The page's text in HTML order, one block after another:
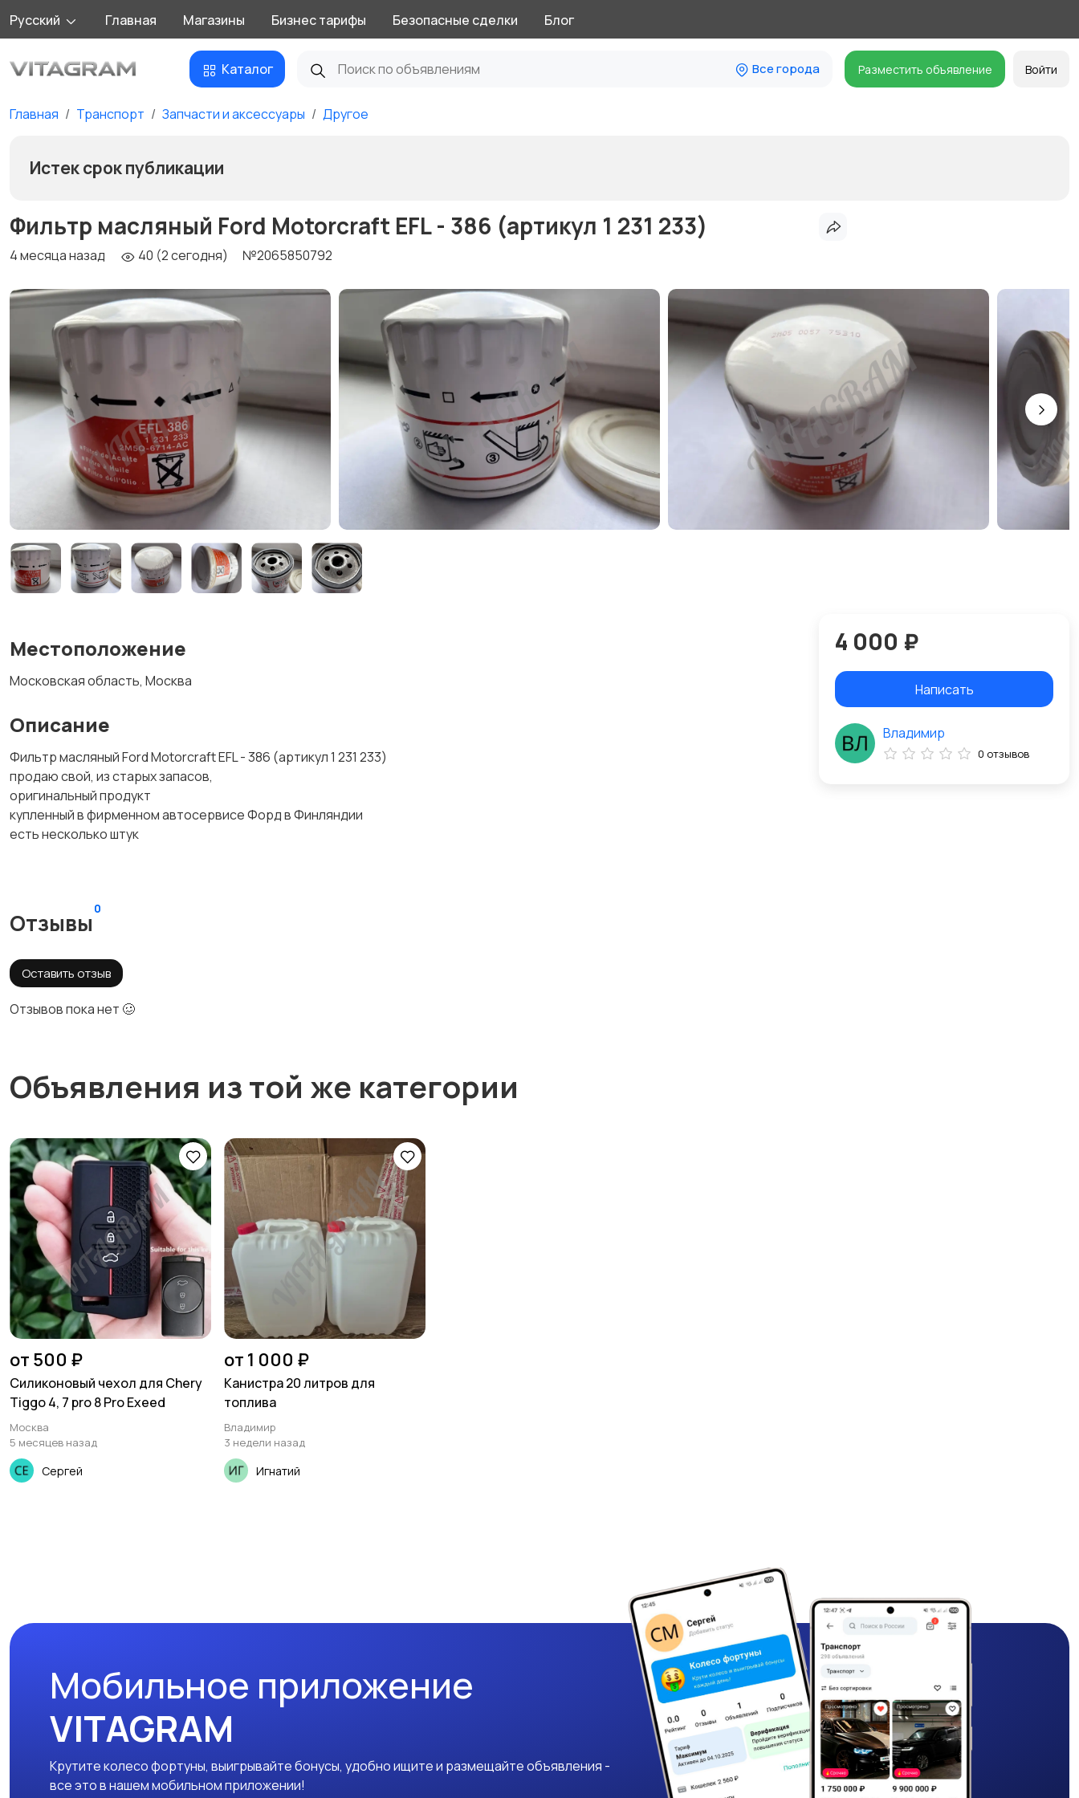
Русский Главная Магазины Бизнес тарифы Безопасные сделки Блог
Каталог Все города Разместить объявление Войти
Главная Транспорт Запчасти и аксессуары Другое
Истек срок публикации
Фильтр масляный Ford Motorcraft EFL - 386 (артикул 1 231 233)
4 месяца назад 40 (2 сегодня) №2065850792
Местоположение
Московская область, Москва
Описание
Фильтр масляный Ford Motorcraft EFL - 386 (артикул 1 231 233)
продаю свой, из старых запасов,
оригинальный продукт
купленный в фирменном автосервисе Форд в Финляндии
есть несколько штук
Отзывы
0
Оставить отзыв
Отзывов пока нет 🥴
4 000 ₽
Написать
Владимир
0 отзывов
Объявления из той же категории
от 500 ₽
Силиконовый чехол для Chery
Tiggo 4, 7 pro 8 Pro Exeed
Москва
5 месяцев назад
Сергей
от 1 000 ₽
Канистра 20 литров для
топлива
Владимир
3 недели назад
Игнатий
Мобильное приложение
VITAGRAM
Крутите колесо фортуны, выигрывайте бонусы, удобно ищите и размещайте объявления -
все это в нашем мобильном приложении!